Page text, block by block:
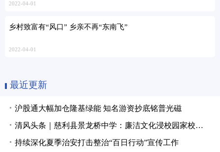
2022-04-01
乡村致富有“风口” 乡亲不再“东南飞”
2022-04-01
最近更新
沪股通大幅加仓隆基绿能 知名游资抄底铭普光磁
清风头条｜慈利县景龙桥中学：廉洁文化浸校园家校共育树清风
持续深化夏季治安打击整治“百日行动”宣传工作